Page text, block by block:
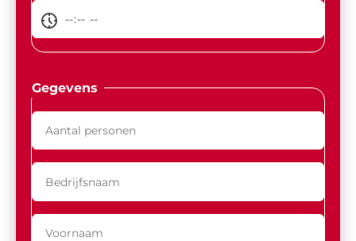
Gegevens